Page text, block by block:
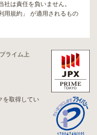
は責任を負いません。
用規約」 が適用されるもの
ライム上
を取得してい